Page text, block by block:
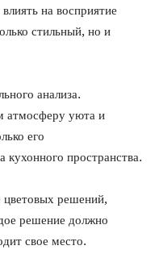
на восприятие
стильный, но и
анализа.
атмосферу уюта и
его
пространства.
цветовых решений,
решение должно
свое место.